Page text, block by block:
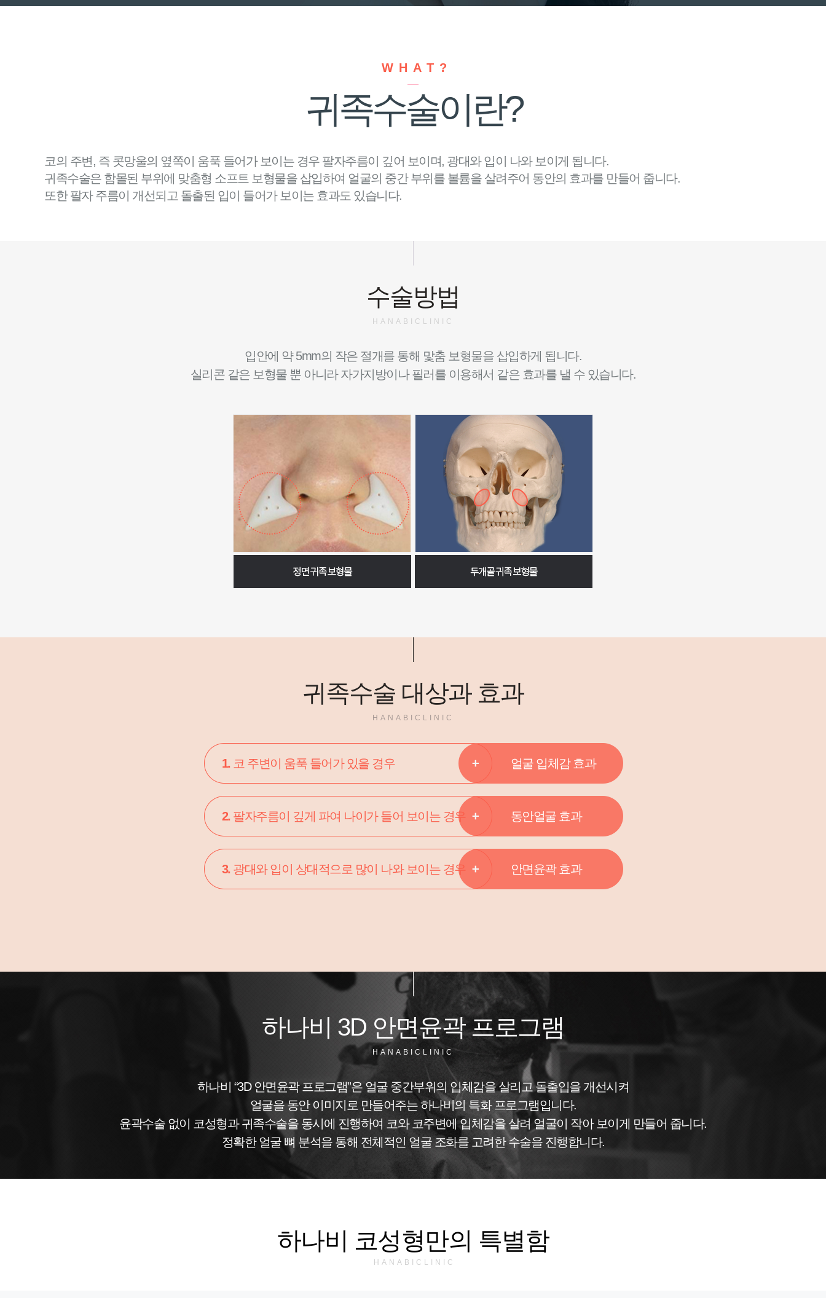
WHAT?
귀족수술이란?
코의 주변, 즉 콧망울의 옆쪽이 움푹 들어가 보이는 경우 팔자주름이 깊어 보이며, 광대와 입이 나와 보이게 됩니다.
귀족수술은 함몰된 부위에 맞춤형 소프트 보형물을 삽입하여 얼굴의 중간 부위를 볼륨을 살려주어 동안의 효과를 만들어 줍니다.
또한 팔자 주름이 개선되고 돌출된 입이 들어가 보이는 효과도 있습니다.
수술방법
HANABICLINIC
입안에 약 5mm의 작은 절개를 통해 맟춤 보형물을 삽입하게 됩니다.
실리콘 같은 보형물 뿐 아니라 자가지방이나 필러를 이용해서 같은 효과를 낼 수 있습니다.
귀족수술 대상과 효과
HANABICLINIC
1.코 주변이 움푹 들어가 있을 경우 얼굴 입체감 효과
2.팔자주름이 깊게 파여 나이가 들어 보이는 경우 동안얼굴 효과
3.광대와 입이 상대적으로 많이 나와 보이는 경우 안면윤곽 효과
하나비 3D 안면윤곽 프로그램
HANABICLINIC
하나비 “3D 안면윤곽 프로그램”은 얼굴 중간부위의 입체감을 살리고 돌출입을 개선시켜
얼굴을 동안 이미지로 만들어주는 하나비의 특화 프로그램입니다.
윤곽수술 없이 코성형과 귀족수술을 동시에 진행하여 코와 코주변에 입체감을 살려 얼굴이 작아 보이게 만들어 줍니다.
정확한 얼굴 뼈 분석을 통해 전체적인 얼굴 조화를 고려한 수술을 진행합니다.
하나비 코성형만의 특별함
HANABICLINIC